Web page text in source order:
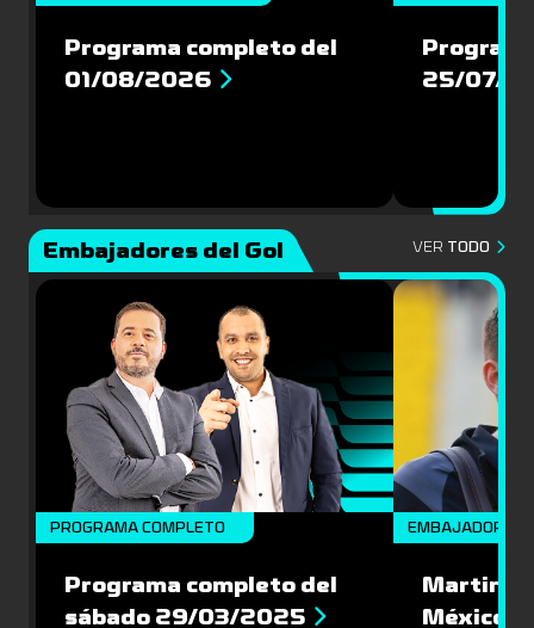
Programa completo del
01/08/2026
25/07/
Embajadores del Gol VER TODO
PROGRAMA COMPLETO
Programa completo del
sábado 29/03/2025
EMBAJADORES
Martin
México: